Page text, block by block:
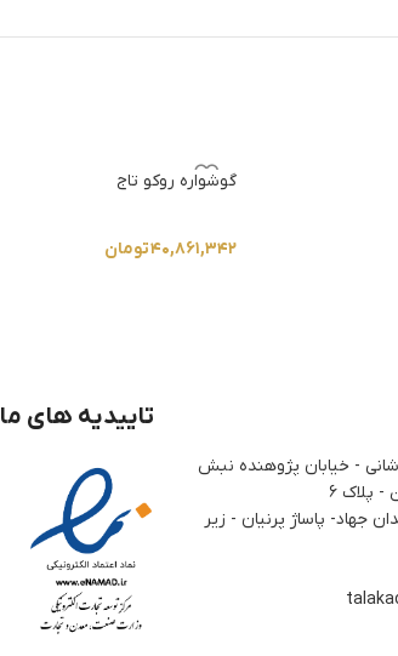
گوشواره روکو تاج
۴۰,۸۶۱,۳۴۲تومان
- خیابان پژوهنده نبش
پلاک ۶
جهاد- پاساژ پرنیان - زیر
تاییدیه های ما